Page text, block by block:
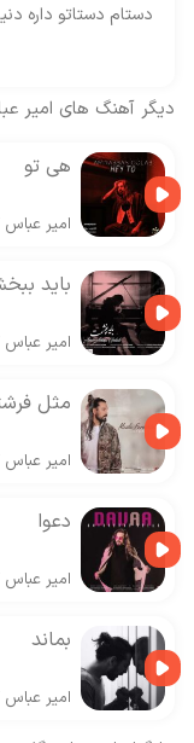
دستام دستاتو داره
دیگر آهنگ های امیر
هی تو
امیر عباس
باید
امیر عباس
مثل
امیر عباس
دعوا
امیر عباس
بماند
امیر عباس